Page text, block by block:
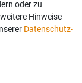
oder zu
Hinweise
Daten­schutz­